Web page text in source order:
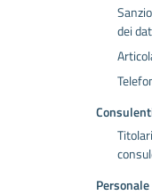
dei
Personale